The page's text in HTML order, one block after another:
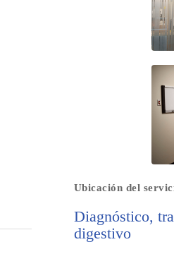
Ubicación del
Diagnóstico,
digestivo